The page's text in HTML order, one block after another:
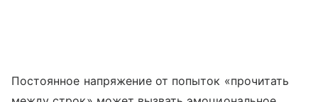
Постоянное напряжение от попыток «прочитать